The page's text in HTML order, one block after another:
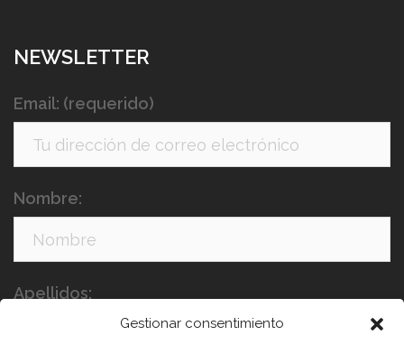
Gestionar consentimiento
NEWSLETTER
Email: (requerido)
Nombre:
Apellidos: